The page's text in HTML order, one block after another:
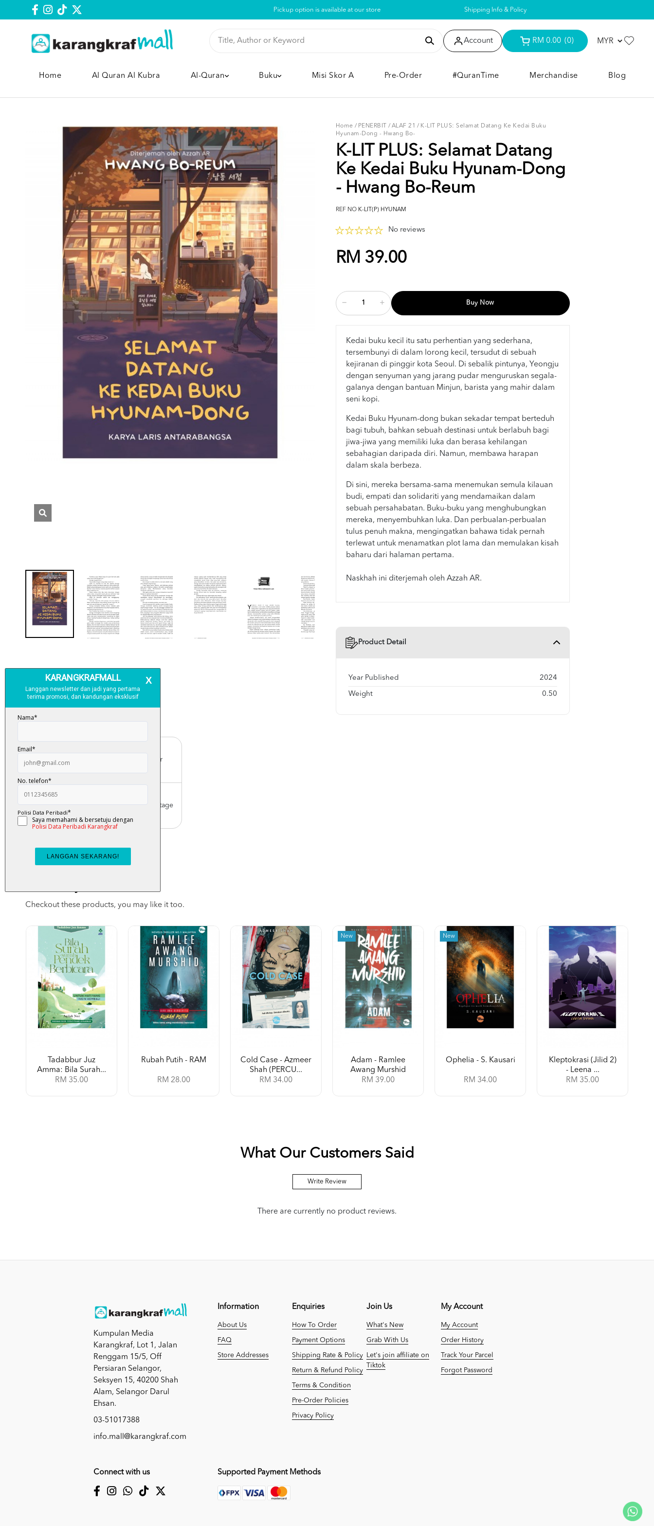
Pickup option is available at our store Shipping Info & Policy
Account RM 0.00 (0)
Home Al Quran Al Kubra Al-Quran Buku Misi Skor A Pre-Order #QuranTime Merchandise Blog
Home / PENERBIT / ALAF 21 / K-LIT PLUS: Selamat Datang Ke Kedai Buku
Hyunam-Dong - Hwang Bo-
K-LIT PLUS: Selamat Datang
Ke Kedai Buku Hyunam-Dong
- Hwang Bo-Reum
REF NO K-LIT(P) HYUNAM
No reviews
RM 39.00
Buy Now
Kedai buku kecil itu satu perhentian yang sederhana,
tersembunyi di dalam lorong kecil, tersudut di sebuah
kejiranan di pinggir kota Seoul. Di sebalik pintunya, Yeongju
dengan senyuman yang jarang pudar menguruskan segala-
galanya dengan bantuan Minjun, barista yang mahir dalam
seni kopi.
Kedai Buku Hyunam-dong bukan sekadar tempat berteduh
bagi tubuh, bahkan sebuah destinasi untuk berlabuh bagi
jiwa-jiwa yang memiliki luka dan berasa kehilangan
sebahagian daripada diri. Namun, membawa harapan
dalam skala berbeza.
Di sini, mereka bersama-sama menemukan semula kilauan
budi, empati dan solidariti yang mendamaikan dalam
sebuah persahabatan. Buku-buku yang menghubungkan
mereka, menyembuhkan luka. Dan perbualan-perbualan
tulus penuh makna, mengingatkan bahawa tidak pernah
terlewat untuk menamatkan plot lama dan memulakan kisah
baharu dari halaman pertama.
Naskhah ini diterjemah oleh Azzah AR.
Product Detail
Year Published 2024
Weight 0.50
For order above RM150 (Peninsular
Worldwide Shipping
Order with us with reasonable postage
charge
Checkout these products, you may like it too.
Tadabbur Juz
Amma: Bila Surah...
RM 35.00
Rubah Putih - RAM
RM 28.00
Cold Case - Azmeer
Shah (PERCU...
RM 34.00
New
Adam - Ramlee
Awang Murshid
RM 39.00
New
Ophelia - S. Kausari
RM 34.00
Kleptokrasi (Jilid 2)
- Leena ...
RM 35.00
What Our Customers Said
Write Review
There are currently no product reviews.
Kumpulan Media
Karangkraf, Lot 1, Jalan
Renggam 15/5, Off
Persiaran Selangor,
Seksyen 15, 40200 Shah
Alam, Selangor Darul
Ehsan.
03-51017388
info.mall@karangkraf.com
Information
About Us
FAQ
Store Addresses
Enquiries
How To Order
Payment Options
Shipping Rate & Policy
Return & Refund Policy
Terms & Condition
Pre-Order Policies
Privacy Policy
Join Us
What's New
Grab With Us
Let's join affiliate on
Tiktok
My Account
My Account
Order History
Track Your Parcel
Forgot Password
Connect with us Supported Payment Methods